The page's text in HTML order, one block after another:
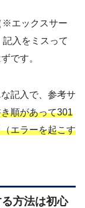
※エックスサー
入をミスって
です。
記入で、参考サ
順があって301
エラーを起こす
方法は初心